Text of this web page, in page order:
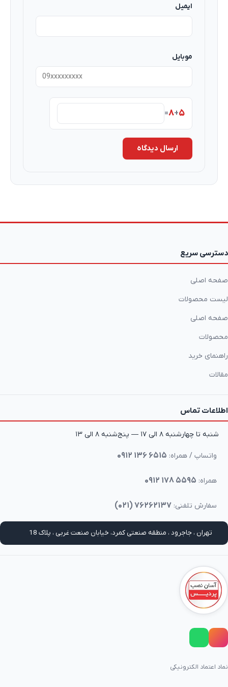
ایمیل
موبایل
۵+۸=
ارسال دیدگاه
دسترسی سریع
صفحه اصلی
لیست محصولات
صفحه اصلی
محصولات
راهنمای خرید
مقالات
اطلاعات تماس
شنبه تا چهارشنبه ۸ الی ۱۷ — پنج‌شنبه ۸ الی ۱۳
واتساپ / همراه: ۰۹۱۲ ۱۳۶ ۶۵۱۵
همراه: ۰۹۱۲ ۱۷۸ ۵۵۹۵
سفارش تلفنی: (۰۲۱) ۷۶۲۶۲۱۳۷
تهران ، جاجرود ، منطقه صنعتی کمرد، خیابان صنعت غربی ، پلاک 18
نماد اعتماد الکترونیکی